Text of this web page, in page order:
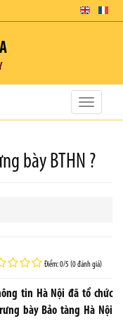
Toggle
bày BTHN ?
Điểm: 0/5 (0 đánh giá)
tin Hà Nội đã tổ chức
bày Bảo tàng Hà Nội